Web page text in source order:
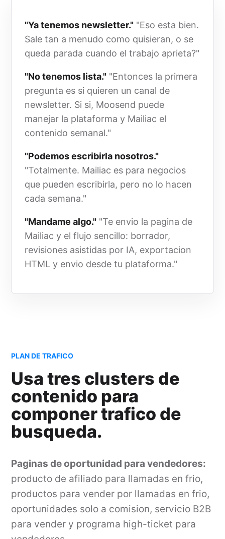
"Ya tenemos newsletter." "Eso esta bien.
Sale tan a menudo como quisieran, o se
queda parada cuando el trabajo aprieta?"
"No tenemos lista." "Entonces la primera
pregunta es si quieren un canal de
newsletter. Si si, Moosend puede
manejar la plataforma y Mailiac el
contenido semanal."
"Podemos escribirla nosotros."
"Totalmente. Mailiac es para negocios
que pueden escribirla, pero no lo hacen
cada semana."
"Mandame algo." "Te envio la pagina de
Mailiac y el flujo sencillo: borrador,
revisiones asistidas por IA, exportacion
HTML y envio desde tu plataforma."
PLAN DE TRAFICO
Usa tres clusters de
contenido para
componer trafico de
busqueda.
Paginas de oportunidad para vendedores:
producto de afiliado para llamadas en frio,
productos para vender por llamadas en frio,
oportunidades solo a comision, servicio B2B
para vender y programa high-ticket para